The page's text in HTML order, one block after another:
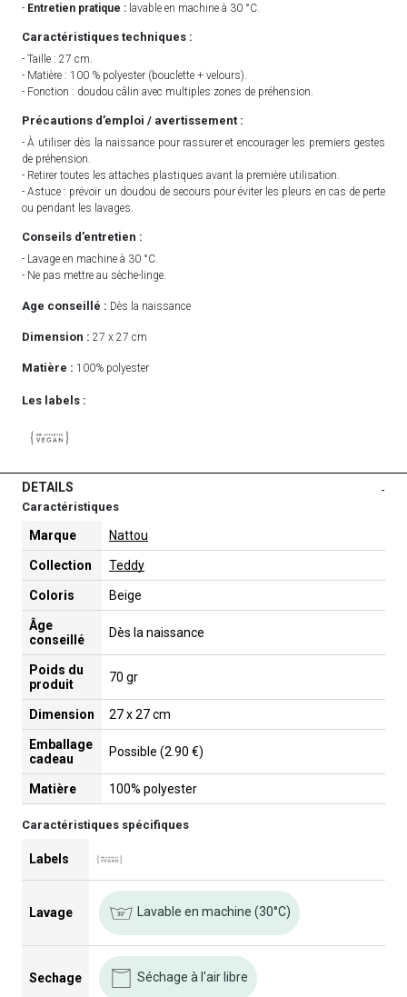
- Entretien pratique : lavable en machine à 30 °C.
Caractéristiques techniques :
- Taille : 27 cm.
- Matière : 100 % polyester (bouclette + velours).
- Fonction : doudou câlin avec multiples zones de préhension.
Précautions d’emploi / avertissement :
- À utiliser dès la naissance pour rassurer et encourager les premiers gestes
de préhension.
- Retirer toutes les attaches plastiques avant la première utilisation.
- Astuce : prévoir un doudou de secours pour éviter les pleurs en cas de perte
ou pendant les lavages.
Conseils d’entretien :
- Lavage en machine à 30 °C.
- Ne pas mettre au sèche-linge.
Age conseillé : Dès la naissance
Dimension : 27 x 27 cm
Matière : 100% polyester
Les labels :
DETAILS -
Caractéristiques
Marque Nattou
Collection Teddy
Coloris Beige
Âge
conseillé
Dès la naissance
Poids du
produit
70 gr
Dimension 27 x 27 cm
Emballage
cadeau
Possible (2.90 €)
Matière 100% polyester
Caractéristiques spécifiques
Labels
Lavage Lavable en machine (30°C)
Sechage Séchage à l'air libre